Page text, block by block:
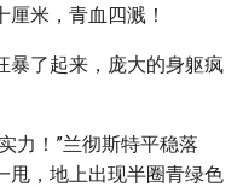
米，青血四溅！
暴了起来，庞大的身躯疯
力！”兰彻斯特平稳落
甩，地上出现半圈青绿色